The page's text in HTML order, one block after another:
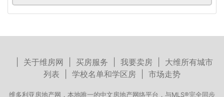
关于维房网 买房服务 我要卖房
大维所有城市
列表
学校名单和学区房 市场走势
维多利亚房地产网，本地唯一的中文房地产网络平台，与MLS®完全同步